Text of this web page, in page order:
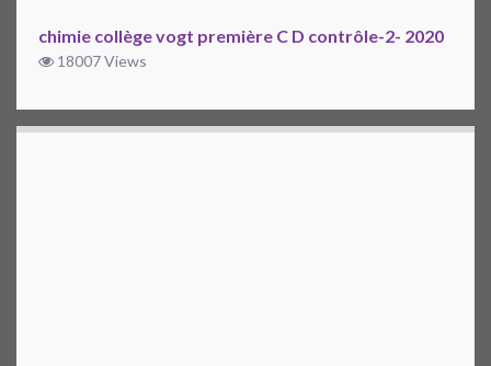
chimie collège vogt première C D contrôle-2- 2020
18007 Views